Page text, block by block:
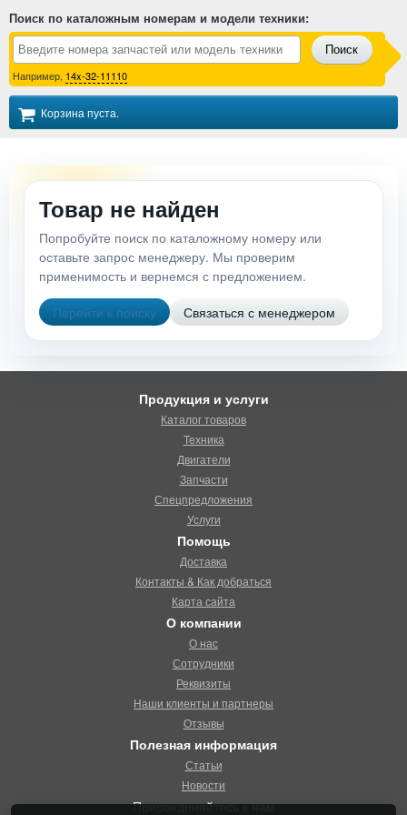
Поиск по каталожным номерам и модели техники:
Поиск
Например, 14x-32-11110
Корзина пуста.
Товар не найден
Попробуйте поиск по каталожному номеру или
оставьте запрос менеджеру. Мы проверим
применимость и вернемся с предложением.
Перейти к поиску
Связаться с менеджером
Продукция и услуги
Каталог товаров
Техника
Двигатели
Запчасти
Спецпредложения
Услуги
Помощь
Доставка
Контакты & Как добраться
Карта сайта
О компании
О нас
Сотрудники
Реквизиты
Наши клиенты и партнеры
Отзывы
Полезная информация
Статьи
Новости
Присоединяйтесь к нам